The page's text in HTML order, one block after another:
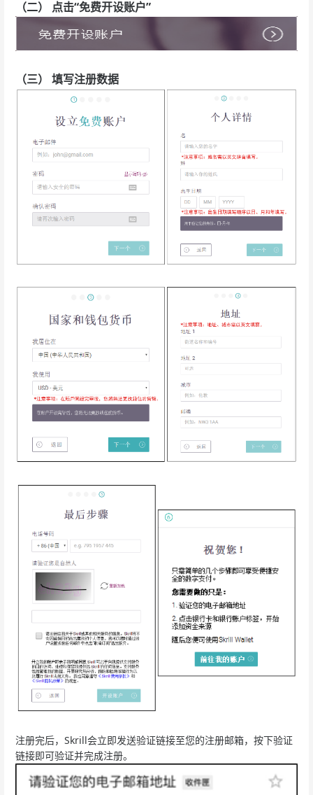
（二） 点击“免费开设账户”
（三） 填写注册数据
注册完后，Skrill会立即发送验证链接至您的注册邮箱，按下验证
链接即可验证并完成注册。